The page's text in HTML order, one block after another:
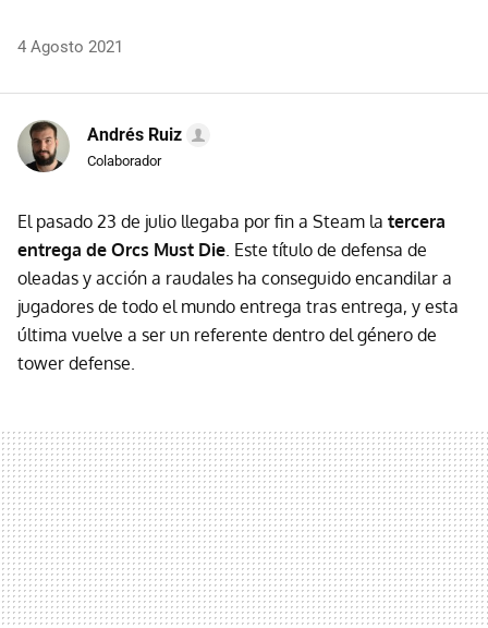
4 Agosto 2021
Andrés Ruiz
Colaborador
El pasado 23 de julio llegaba por fin a Steam la tercera
entrega de Orcs Must Die . Este título de defensa de
oleadas y acción a raudales ha conseguido encandilar a
jugadores de todo el mundo entrega tras entrega, y esta
última vuelve a ser un referente dentro del género de
tower defense.